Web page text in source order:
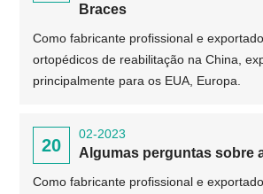
Braces
Como fabricante profissional e
ortopédicos de reabilitação na China,
principalmente para os EUA, Europa.
20
02-2023
Algumas perguntas sobre
Como fabricante profissional e